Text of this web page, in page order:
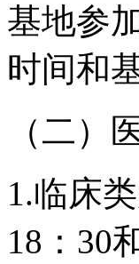
基地参
时间和
（二）
1.临床类
18：30